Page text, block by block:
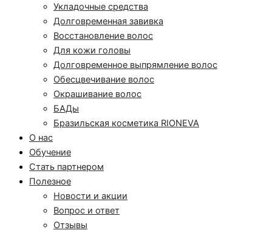
Укладочные средства
Долговременная завивка
Восстановление волос
Для кожи головы
Долговременное выпрямление волос
Обесцвечивание волос
Окрашивание волос
БАДы
Бразильская косметика RIONEVA
О нас
Обучение
Стать партнером
Полезное
Новости и акции
Вопрос и ответ
Отзывы